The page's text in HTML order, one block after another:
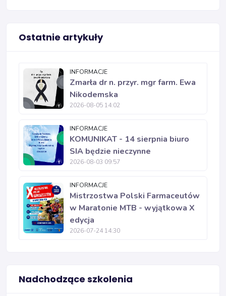
Ostatnie artykuły
INFORMACJE
Zmarła dr n. przyr. mgr farm. Ewa
Nikodemska
2026-08-05 14:02
INFORMACJE
KOMUNIKAT - 14 sierpnia biuro
SIA będzie nieczynne
2026-08-03 09:57
INFORMACJE
Mistrzostwa Polski Farmaceutów
w Maratonie MTB - wyjątkowa X
edycja
2026-07-24 14:30
Nadchodzące szkolenia